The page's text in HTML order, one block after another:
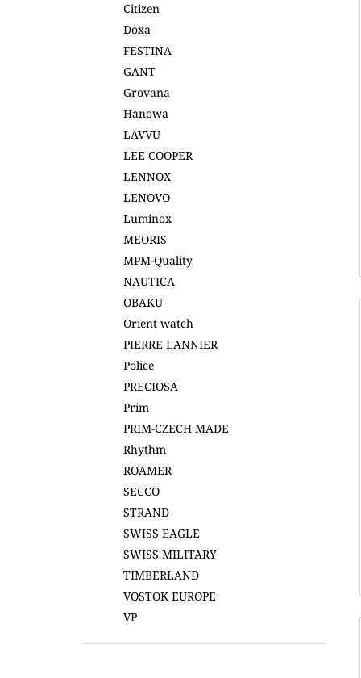
Citizen
Doxa
FESTINA
GANT
Grovana
Hanowa
LAVVU
LEE COOPER
LENNOX
LENOVO
Luminox
MEORIS
MPM-Quality
NAUTICA
OBAKU
Orient watch
PIERRE LANNIER
Police
PRECIOSA
Prim
PRIM-CZECH MADE
Rhythm
ROAMER
SECCO
STRAND
SWISS EAGLE
SWISS MILITARY
TIMBERLAND
VOSTOK EUROPE
VP